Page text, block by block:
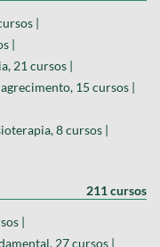
|
|
21 cursos |
15 cursos |
8 cursos |
211 cursos
|
27 cursos |